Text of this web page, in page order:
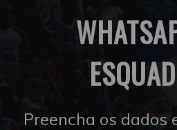
Preencha os dados